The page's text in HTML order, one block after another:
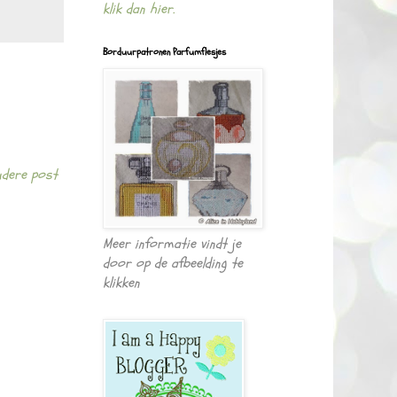
post
klik dan hier.
Borduurpatronen Parfumflesjes
Meer informatie vindt je
door op de afbeelding te
klikken